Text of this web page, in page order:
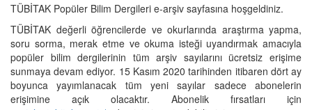
TÜBİTAK Popüler Bilim Dergileri e-arşiv sayfasına hoşgeldiniz.
TÜBİTAK değerli öğrencilerde ve okurlarında araştırma yapma,
soru sorma, merak etme ve okuma isteği uyandırmak amacıyla
popüler bilim dergilerinin tüm arşiv sayılarını ücretsiz erişime
sunmaya devam ediyor. 15 Kasım 2020 tarihinden itibaren dört ay
boyunca yayımlanacak tüm yeni sayılar sadece abonelerin
erişimine açık olacaktır. Abonelik fırsatları için